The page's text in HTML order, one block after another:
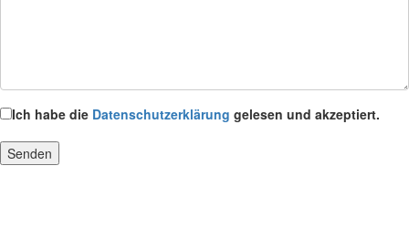
Ich habe die Datenschutzerklärung gelesen und akzeptiert.